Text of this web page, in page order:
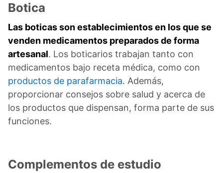
Botica
Las boticas son establecimientos en los que se
venden medicamentos preparados de forma
artesanal. Los boticarios trabajan tanto con
medicamentos bajo receta médica, como con
productos de parafarmacia. Además,
proporcionar consejos sobre salud y acerca de
los productos que dispensan, forma parte de sus
funciones.
Complementos de estudio